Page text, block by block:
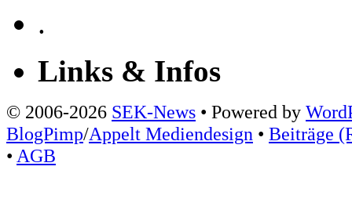
.
Links & Infos
© 2006-2026 SEK-News • Powered by
BlogPimp/Appelt Mediendesign • Beiträge
• AGB